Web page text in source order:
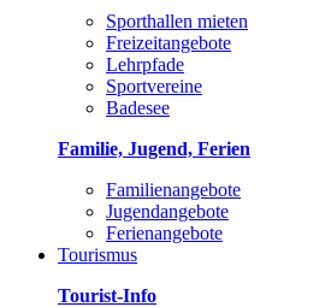
Sporthallen mieten
Freizeitangebote
Lehrpfade
Sportvereine
Badesee
Familie, Jugend, Ferien
Familienangebote
Jugendangebote
Ferienangebote
Tourismus
Tourist-Info